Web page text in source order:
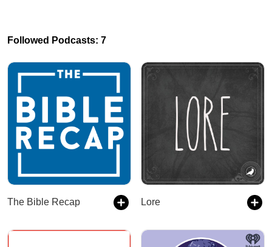
Followed Podcasts: 7
The Bible Recap Lore